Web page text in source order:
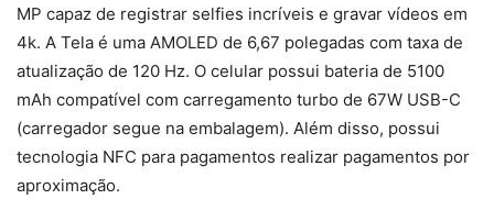
MP capaz de registrar selfies incríveis e gravar vídeos em
4k. A Tela é uma AMOLED de 6,67 polegadas com taxa de
atualização de 120 Hz. O celular possui bateria de 5100
mAh compatível com carregamento turbo de 67W USB-C
(carregador segue na embalagem). Além disso, possui
tecnologia NFC para pagamentos realizar pagamentos por
aproximação.